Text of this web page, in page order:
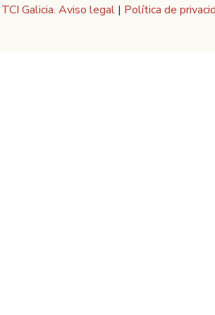
TCI Galicia. Aviso legal | Política de